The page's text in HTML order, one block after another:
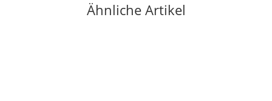
Ähnliche Artikel